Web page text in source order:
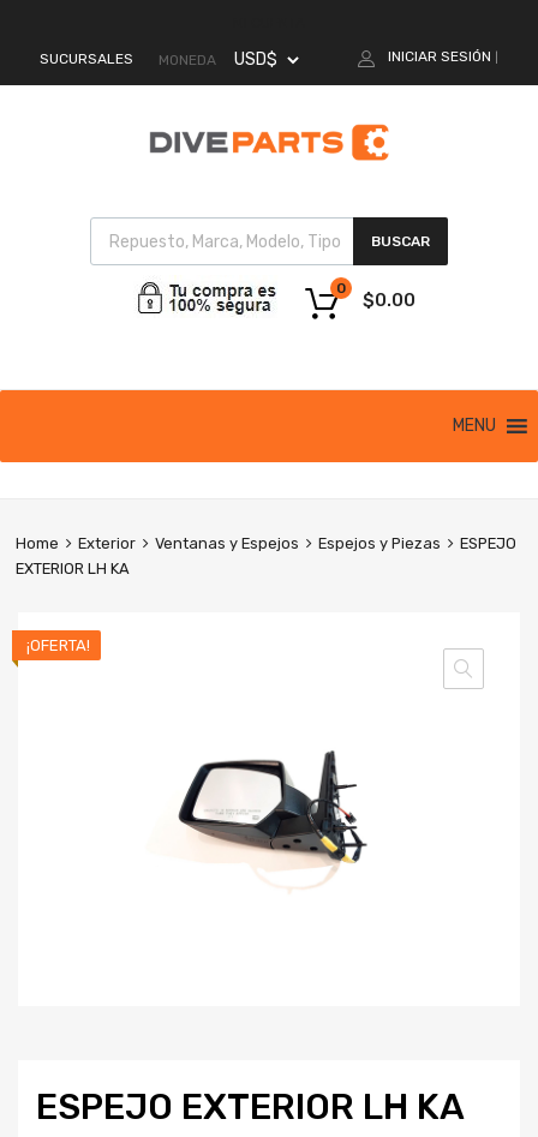
SUCURSALES MONEDA INICIAR SESIÓN
BUSCAR
$0.00
0
MENU
Home Exterior Ventanas y Espejos Espejos y Piezas
ESPEJO
EXTERIOR LH KA
¡OFERTA!
ESPEJO EXTERIOR LH KA